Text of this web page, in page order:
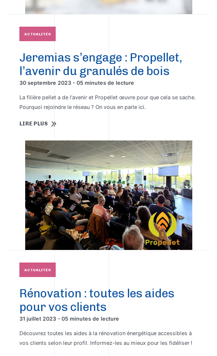
ACTUALITÉS
Jeremias s’engage : Propellet,
l’avenir du granulés de bois
30 septembre 2023 - 05 minutes de lecture
La filière pellet a de l'avenir et Propellet œuvre pour que cela se sache.
Pourquoi rejoindre le réseau ? On vous en parle ici.
LIRE PLUS
ACTUALITÉS
Rénovation : toutes les aides
pour vos clients
31 juillet 2023 - 05 minutes de lecture
Découvrez toutes les aides à la rénovation énergétique accessibles à
vos clients selon leur profil. Informez-les au mieux pour les fidéliser !